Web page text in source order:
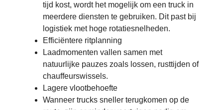
tijd kost, wordt het mogelijk om een truck in
meerdere diensten te gebruiken. Dit past bij
logistiek met hoge rotatiesnelheden.
Efficiëntere ritplanning
Laadmomenten vallen samen met
natuurlijke pauzes zoals lossen, rusttijden of
chauffeurswissels.
Lagere vlootbehoefte
Wanneer trucks sneller terugkomen op de